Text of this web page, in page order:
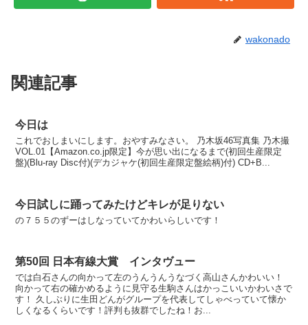
wakonado
関連記事
今日は
これでおしまいにします。おやすみなさい。 乃木坂46写真集 乃木撮
VOL.01【Amazon.co.jp限定】今が思い出になるまで(初回生産限定
盤)(Blu-ray Disc付)(デカジャケ(初回生産限定盤絵柄)付) CD+B...
今日試しに踊ってみたけどキレが足りない
の７５５のずーはしなっていてかわいらしいです！
第50回 日本有線大賞 インタヴュー
では白石さんの向かって左のうんうんうなづく高山さんかわいい！
向かって右の確かめるように見守る生駒さんはかっこいいかわいさで
す！ 久しぶりに生田どんがグループを代表してしゃべっていて懐か
しくなるくらいです！評判も抜群でしたね！お...